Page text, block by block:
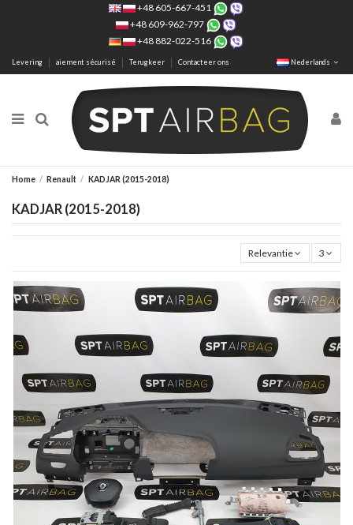
+48 605-667-451
+48 609-962-797
+48 882-022-516
Levering aiement sécurisé Terugkeer Contacteer ons Nederlands
Home Renault KADJAR (2015-2018)
KADJAR (2015-2018)
Relevantie 3